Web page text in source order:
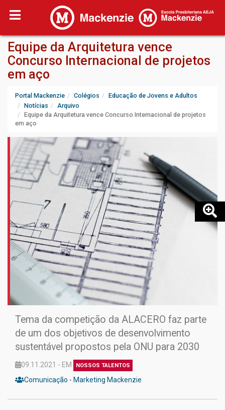
Equipe da Arquitetura vence
Concurso Internacional de projetos
em aço
Portal Mackenzie Colégios
Educação de Jovens e Adultos
Notícias
Arquivo
Equipe da Arquitetura vence Concurso Internacional de projetos
em aço
Tema da competição da ALACERO faz parte
de um dos objetivos de desenvolvimento
sustentável propostos pela ONU para 2030
09.11.2021 - EM NOSSOS TALENTOS
Comunicação - Marketing Mackenzie